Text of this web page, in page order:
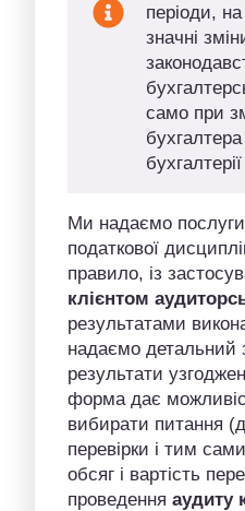
періоди,
значні
само при
Ми надаємо послуги
податкової
правило, із
клієнтом
результатами
надаємо детальний
результати
форма дає
вибирати питання
перевірки і тим
обсяг і вартість
проведення аудиту